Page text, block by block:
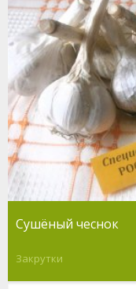
Сушёный чеснок
Закрутки